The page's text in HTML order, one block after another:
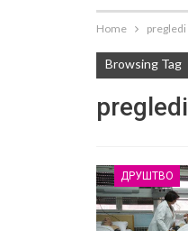
Home pregledi
Browsing Tag
pregledi
ДРУШТВО